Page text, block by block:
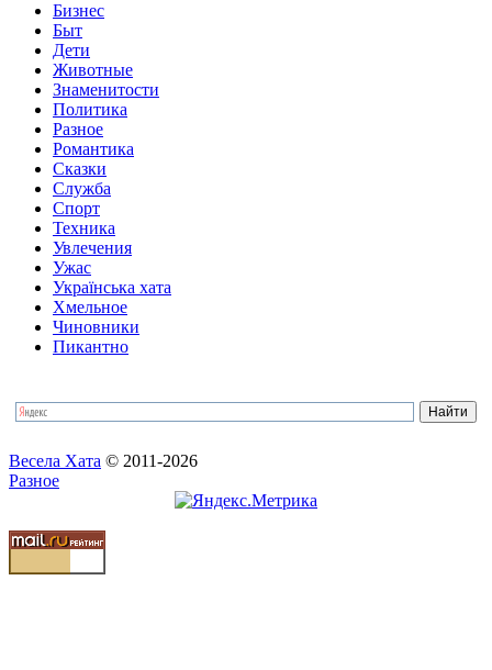
Бизнес
Быт
Дети
Животные
Знаменитости
Политика
Разное
Романтика
Сказки
Служба
Спорт
Техника
Увлечения
Ужас
Українська хата
Хмельное
Чиновники
Пикантно
Весела Хата © 2011-2026
Разное